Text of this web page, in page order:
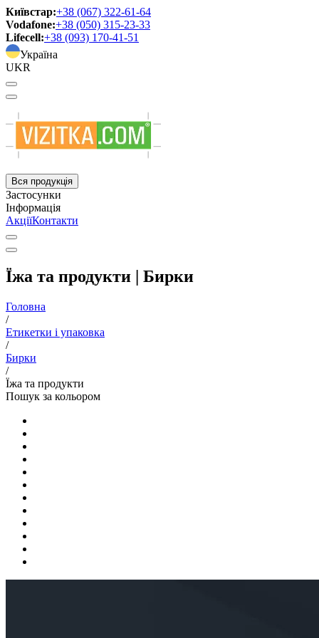
Київстар:+38 (067) 322-61-64
Vodafone:+38 (050) 315-23-33
Lifecell:+38 (093) 170-41-51
Україна
UKR
Вся продукція
Застосунки
Інформація
АкціїКонтакти
Їжа та продукти | Бирки
Головна
/
Етикетки і упаковка
/
Бирки
/
Їжа та продукти
Пошук за кольором